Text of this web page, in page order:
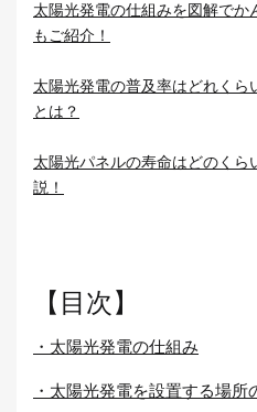
太陽光発電の仕組みを図解で
もご紹介！
太陽光発電の普及率はどれく
とは？
太陽光パネルの寿命はどのく
説！
【目次】
・太陽光発電の仕組み
・太陽光発電を設置する場所